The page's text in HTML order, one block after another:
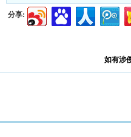
分享:
如有涉